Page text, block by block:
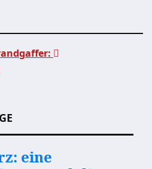
eine